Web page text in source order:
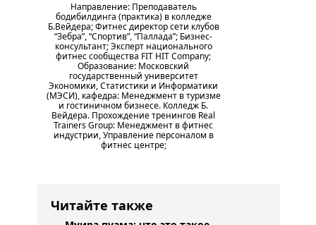
Направление: Преподаватель
бодибилдинга (практика) в колледже
Б.Вейдера; Фитнес директор сети клубов
“Зебра”, “Спортив”, “Паллада”; Бизнес-
консультант; Эксперт национального
фитнес сообщества FIT HIT Company;
Образование: Московский
государственный университет
Экономики, Статистики и Информатики
(МЭСИ), кафедра: Менеджмент в туризме
и гостиничном бизнесе. Колледж Б.
Вейдера. Прохождение тренингов Real
Trainers Group: Менеджмент в фитнес
индустрии, Управление персоналом в
фитнес центре;
Читайте также